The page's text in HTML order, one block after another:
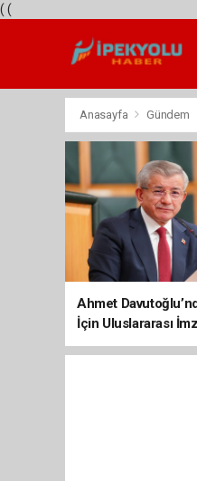
( (
Anasayfa Gündem
Ahmet
İçin Uluslararası
Destek